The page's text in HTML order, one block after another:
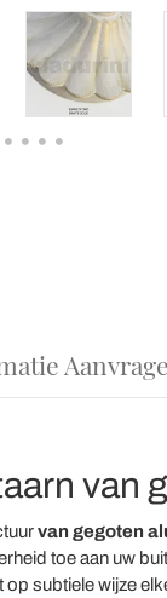
van
van gegoten
toe aan uw
subtiele wijze